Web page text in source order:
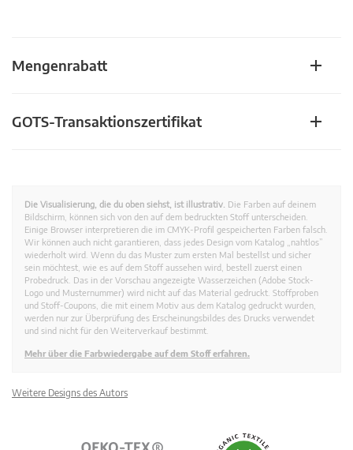
Mengenrabatt
GOTS-Transaktionszertifikat
Die Visualisierung, die du oben siehst, ist illustrativ. Die Farben auf deinem
Bildschirm, können sich von den auf dem bedruckten Stoff unterscheiden.
Einige Browser interpretieren die im CMYK-Profil gespeicherten Farben falsch.
Wir können auch nicht garantieren, dass jedes Design vom Katalog „nahtlos”
wiederholt wird. Wenn du das Muster zum ersten Mal bestellst und sicher
sein möchtest, wie es auf dem Stoff aussehen wird, bestell zuerst einen
Probedruck. Das in der Vorschau angezeigte Wasserzeichen (Adobe Stock-
Logo und Musternummer) wird nicht auf das Material gedruckt. Stoffproben
und Stoff-Coupons, die mit einem Motiv aus dem Katalog gedruckt wurden,
werden nur zur Überprüfung des Erscheinungsbildes des Drucks verwendet
und sind nicht für den Weiterverkauf bestimmt.
Mehr über die Farbwiedergabe auf dem Stoff erfahren.
Weitere Designs des Autors